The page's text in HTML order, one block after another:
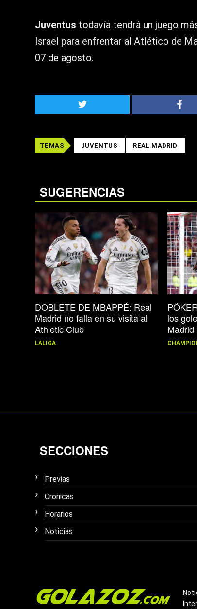
Juventus todavía tendrá un juego
Israel para enfrentar al Atlético de
07 de agosto.
TEMAS JUVENTUS REAL MADRID
SUGERENCIAS
DOBLETE DE MBAPPÉ: Real
Madrid no falla en su visita al
Athletic Club
LALIGA
los
SECCIONES
Previas
Crónicas
Horarios
Noticias